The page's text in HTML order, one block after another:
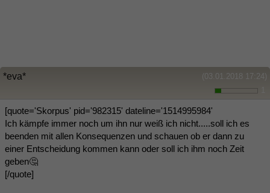
(03.01.2018 17:24)
*eva*
[quote='Skorpus' pid='982315' dateline='1514995984'
Ich kämpfe immer noch um ihn nur weiß ich nicht.....soll ich es
beenden mit allen Konsequenzen und schauen ob er dann zu
einer Entscheidung kommen kann oder soll ich ihm noch Zeit
geben🤔
[/quote]